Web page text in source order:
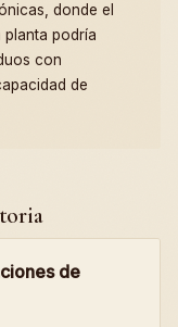
donde el
planta podría
con
de
de